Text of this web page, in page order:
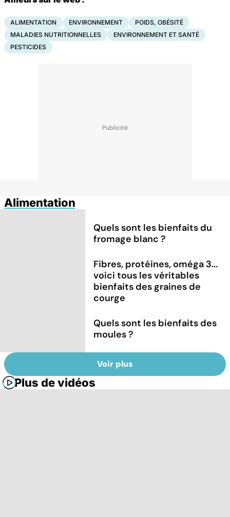
ALIMENTATION ENVIRONNEMENT
POIDS, OBÉSITÉ
MALADIES NUTRITIONNELLES
ENVIRONNEMENT ET SANTÉ
PESTICIDES
Alimentation
Quels sont les bienfaits du
fromage blanc ?
Fibres, protéines, oméga 3...
voici tous les véritables
bienfaits des graines de
courge
Quels sont les bienfaits des
moules ?
Voir plus
Plus de vidéos